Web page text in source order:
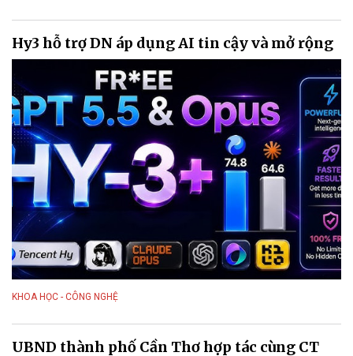
Hy3 hỗ trợ DN áp dụng AI tin cậy và mở rộng
KHOA HỌC - CÔNG NGHỆ
UBND thành phố Cần Thơ hợp tác cùng CT